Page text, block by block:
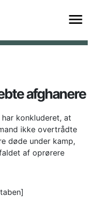
afghanere
konkluderet, at
ikke overtrådte
døde under kamp,
af oprørere